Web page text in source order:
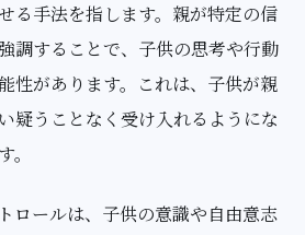
る手法を指します。親が特定の信
調することで、子供の思考や行動
性があります。これは、子供が親
疑うことなく受け入れるようにな
ロールは、子供の意識や自由意志